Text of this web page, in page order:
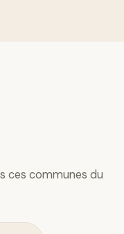
ces communes du